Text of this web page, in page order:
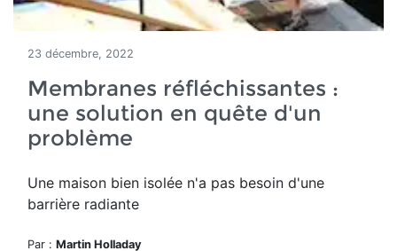
23 décembre, 2022
Membranes réfléchissantes :
une solution en quête d'un
problème
Une maison bien isolée n'a pas besoin d'une
barrière radiante
Par : Martin Holladay